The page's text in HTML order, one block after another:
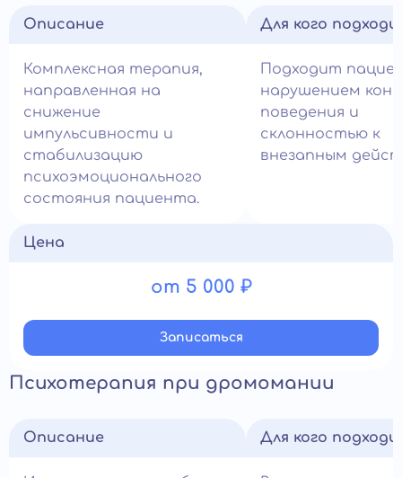
Описание
Комплексная терапия,
направленная на
снижение
импульсивности и
стабилизацию
психоэмоционального
состояния пациента.
Для кого
Подходит
нарушением
поведения и
склонностью к
внезапным
Цена
от 5 000 ₽
Записатьcя
Психотерапия при дромомании
Описание Для кого